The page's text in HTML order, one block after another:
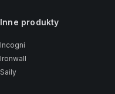
Inne produkty
Incogni
Ironwall
Saily